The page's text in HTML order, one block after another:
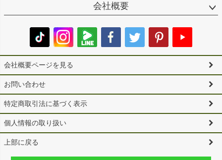
会社概要
会社概要ページを見る
お問い合わせ
特定商取引法に基づく表示
個人情報の取り扱い
上部に戻る